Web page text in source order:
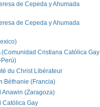
de Cepeda y Ahumada
de Cepeda y Ahumada
(Comunidad Cristiana Católica Gay
du Christ Libérateur
Béthanie (Francia)
Anawin (Zaragoza)
Católica Gay